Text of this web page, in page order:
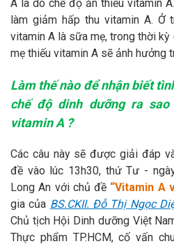
A là do chế độ ăn thiếu vitamin
làm giảm hấp thu vitamin A. Ở
vitamin A là sữa mẹ, trong thời kỳ
mẹ thiếu vitamin A sẽ ảnh hưởng
Làm thế nào để nhận biết
chế độ dinh dưỡng ra
vitamin A ?
Các câu này sẽ được giải đáp
đề vào lúc 13h30, thứ Tư -
Long An với chủ đề “Vitamin A
gia của BS.CKII. Đỗ Thị Ngọc
Chủ tịch Hội Dinh dưỡng Việt
Thực phẩm TP.HCM, cố vấn